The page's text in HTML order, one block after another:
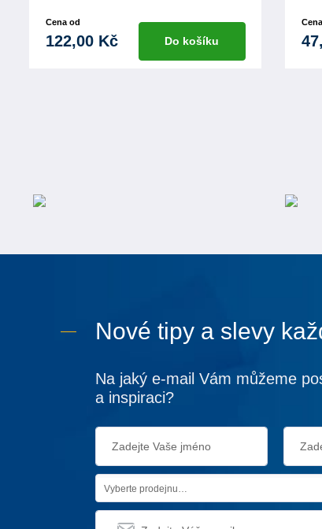
Cena od
122,00 Kč Do košíku
Nové tipy a slevy
Na jaký e-mail Vám můžeme
a inspiraci?
Vyberte prodejnu…